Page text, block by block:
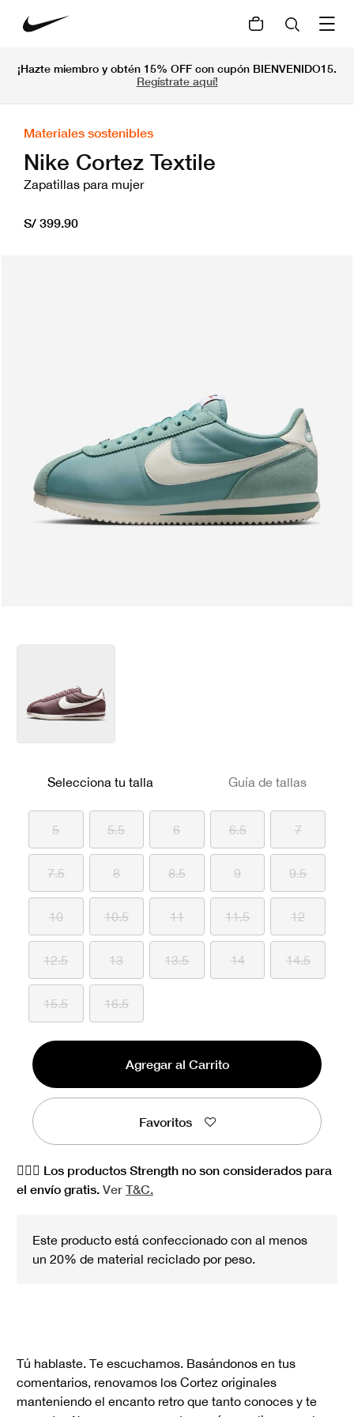
¡Hazte miembro y obtén 15% OFF con cupón BIENVENIDO15.
Regístrate aquí!
Materiales sostenibles
Nike Cortez Textile
Zapatillas para mujer
S/ 399.90
Selecciona tu talla Guía de tallas
5 5.5 6 6.5 7
7.5 8 8.5 9 9.5
10 10.5 11 11.5 12
12.5 13 13.5 14 14.5
15.5 16.5
Agregar al Carrito
Favoritos
🏋🏻‍♀️ Los productos Strength no son considerados para
el envío gratis. Ver T&C.
Este producto está confeccionado con al menos
un 20% de material reciclado por peso.
Tú hablaste. Te escuchamos. Basándonos en tus
comentarios, renovamos los Cortez originales
manteniendo el encanto retro que tanto conoces y te